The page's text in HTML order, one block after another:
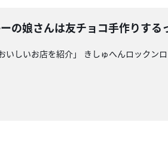
の娘さんは友チョコ手作りする
いしいお店を紹介」 きしゅへんロック